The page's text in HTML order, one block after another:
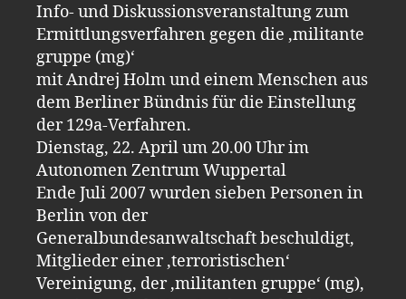
Info- und Diskussionsveranstaltung zum
Ermittlungsverfahren gegen die ‚militante
gruppe (mg)‘
mit Andrej Holm und einem Menschen aus
dem Berliner Bündnis für die Einstellung
der 129a-Verfahren.
Dienstag, 22. April um 20.00 Uhr im
Autonomen Zentrum Wuppertal
Ende Juli 2007 wurden sieben Personen in
Berlin von der
Generalbundesanwaltschaft beschuldigt,
Mitglieder einer ‚terroristischen‘
Vereinigung, der ‚militanten gruppe‘ (mg),